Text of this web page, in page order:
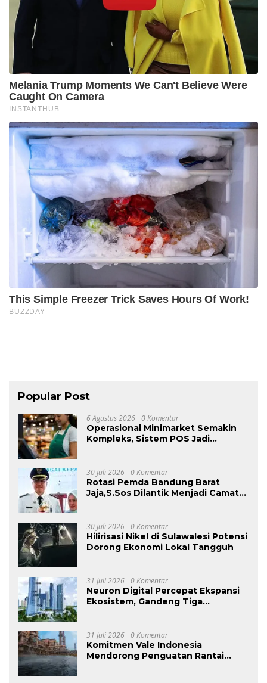
Popular Post
6 Agustus 2026 0 Komentar
Operasional Minimarket Semakin
Kompleks, Sistem POS Jadi
30 Juli 2026 0 Komentar
Rotasi Pemda Bandung Barat
Jaja,S.Sos Dilantik Menjadi Camat
30 Juli 2026 0 Komentar
Hilirisasi Nikel di Sulawalesi Potensi
Dorong Ekonomi Lokal Tangguh
31 Juli 2026 0 Komentar
Neuron Digital Percepat Ekspansi
Ekosistem, Gandeng Tiga
“Kecerdasan Ruang Bangunan”
yang Menyeluruh di Tiongkok
31 Juli 2026 0 Komentar
Komitmen Vale Indonesia
Mendorong Penguatan Rantai